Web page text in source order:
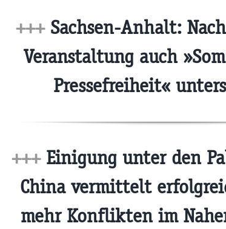
+++Sachsen-Anhalt:
Veranstaltung auch
Pressefreiheit«
+++Einigung unter den
China vermittelt
mehr Konflikten im